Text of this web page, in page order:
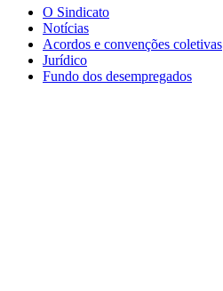
São
Paulo
Sindicato
O Sindicato
Notícias
Acordos e convenções coletivas
Jurídico
Fundo dos desempregados